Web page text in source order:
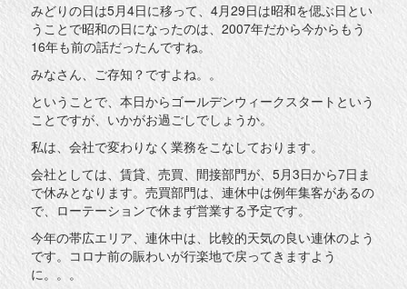
みどりの日は5月4日に移って、4月29日は昭和を偲ぶ日とい
うことで昭和の日になったのは、2007年だから今からもう
16年も前の話だったんですね。
みなさん、ご存知？ですよね。。
ということで、本日からゴールデンウィークスタートという
ことですが、いかがお過ごしでしょうか。
私は、会社で変わりなく業務をこなしております。
会社としては、賃貸、売買、間接部門が、5月3日から7日ま
で休みとなります。売買部門は、連休中は例年集客があるの
で、ローテーションで休まず営業する予定です。
今年の帯広エリア、連休中は、比較的天気の良い連休のよう
です。コロナ前の賑わいが行楽地で戻ってきますよう
に。。。